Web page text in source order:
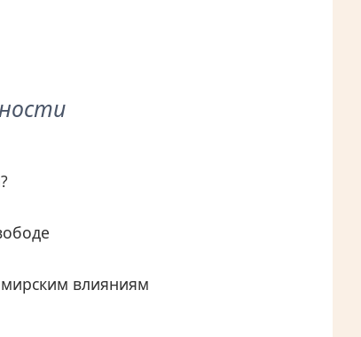
влияниям